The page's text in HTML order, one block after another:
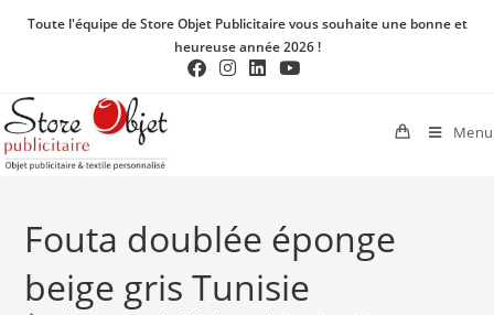
Toute l'équipe de Store Objet Publicitaire vous souhaite une bonne et
heureuse année 2026 !
Menu
Fouta doublée éponge
beige gris Tunisie